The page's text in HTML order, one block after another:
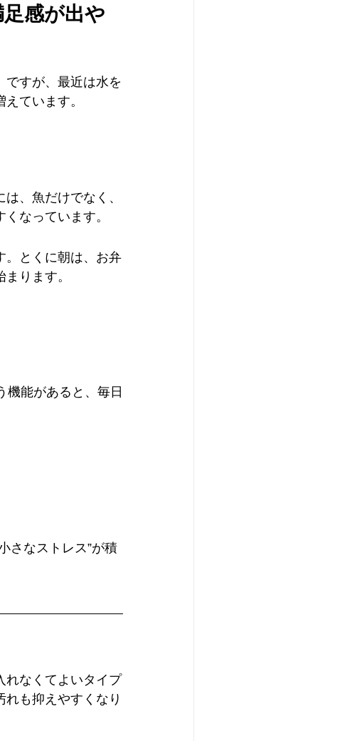
感が出や
ですが、最近は水を
ています。
、魚だけでなく、
なっています。
。とくに朝は、お弁
ります。
機能があると、毎日
さなストレス”が積
れなくてよいタイプ
も抑えやすくなり